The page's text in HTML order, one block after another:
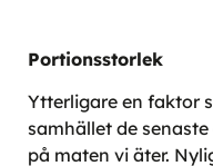
Portionsstorlek
Ytterligare en faktor
samhället de
på maten vi äter.